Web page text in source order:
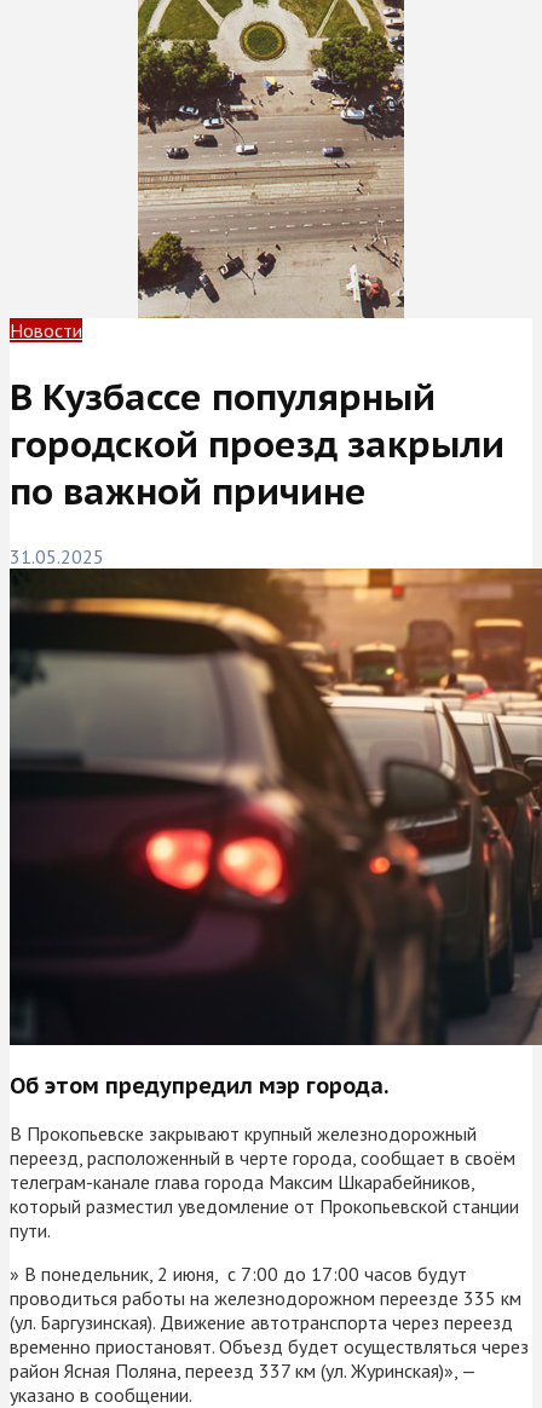
Новости
В Кузбассе популярный
городской проезд закрыли
по важной причине
31.05.2025
Об этом предупредил мэр города.
В Прокопьевске закрывают крупный железнодорожный
переезд, расположенный в черте города, сообщает в своём
телеграм-канале глава города Максим Шкарабейников,
который разместил уведомление от Прокопьевской станции
пути.
» В понедельник, 2 июня, с 7:00 до 17:00 часов будут
проводиться работы на железнодорожном переезде 335 км
(ул. Баргузинская). Движение автотранспорта через переезд
временно приостановят. Объезд будет осуществляться через
район Ясная Поляна, переезд 337 км (ул. Журинская)», —
указано в сообщении.